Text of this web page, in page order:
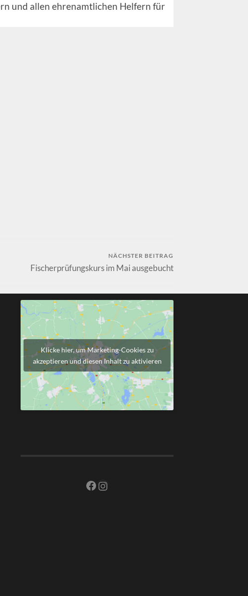
und allen ehrenamtlichen Helfern für
NÄCHSTER BEITRAG
Fischerprüfungskurs im Mai ausgebucht
Klicke hier, um Marketing-Cookies zu
akzeptieren und diesen Inhalt zu aktivieren
Facebook
Instagram